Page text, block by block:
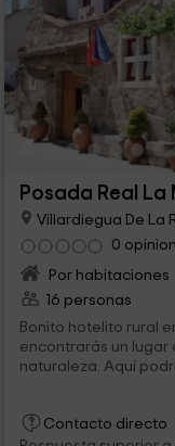
Posada Real La
Villardiegua De La
0
Por habitaciones
16 personas
Bonito hotelito rural
encontrarás un
naturaleza. Aquí
cuidado y un
gusto posible y
Contacto directo